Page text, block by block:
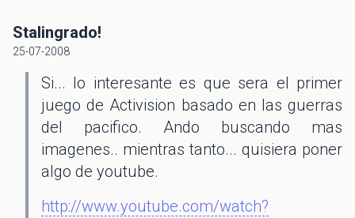
Stalingrado!
25-07-2008
Si... lo interesante es que sera el primer
juego de Activision basado en las guerras
del pacifico. Ando buscando mas
imagenes.. mientras tanto... quisiera poner
algo de youtube.
http://www.youtube.com/watch?